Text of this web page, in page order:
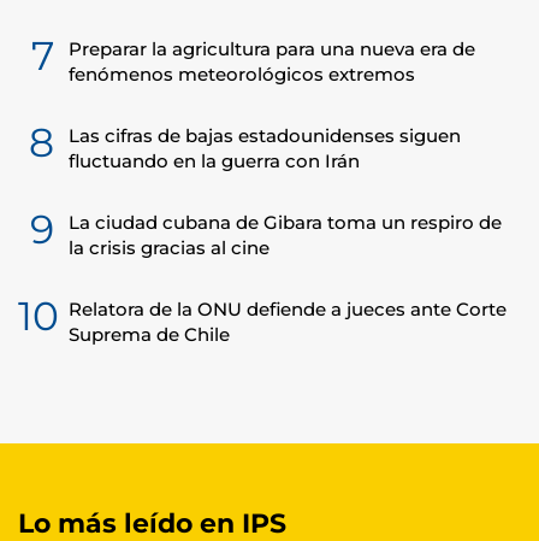
7
Preparar la agricultura para una nueva era de
fenómenos meteorológicos extremos
8
Las cifras de bajas estadounidenses siguen
fluctuando en la guerra con Irán
9
La ciudad cubana de Gibara toma un respiro de
la crisis gracias al cine
10 Relatora de la ONU defiende a jueces ante Corte
Suprema de Chile
Lo más leído en IPS